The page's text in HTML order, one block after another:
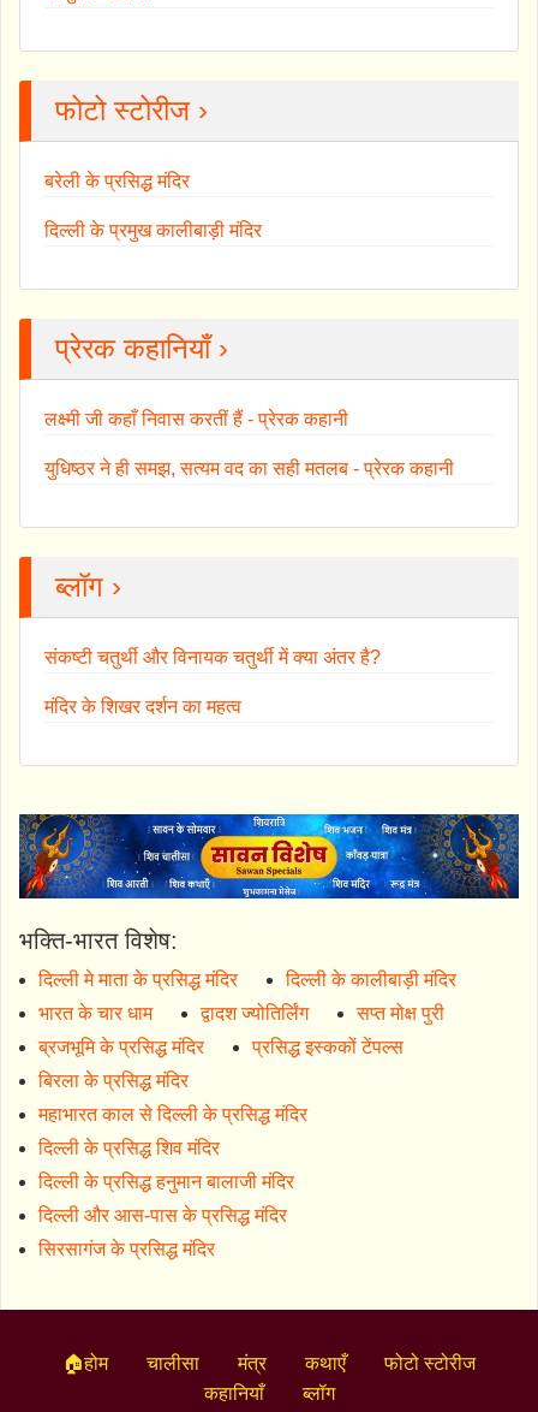
फोटो स्टोरीज ›
बरेली के प्रसिद्ध मंदिर
दिल्ली के प्रमुख कालीबाड़ी मंदिर
प्रेरक कहानियाँ ›
लक्ष्मी जी कहाँ निवास करतीं हैं - प्रेरक कहानी
युधिष्ठर ने ही समझ, सत्यम वद का सही मतलब - प्रेरक कहानी
ब्लॉग ›
संकष्टी चतुर्थी और विनायक चतुर्थी में क्या अंतर है?
मंदिर के शिखर दर्शन का महत्व
भक्ति-भारत विशेष:
दिल्ली मे माता के प्रसिद्ध मंदिर
दिल्ली के कालीबाड़ी मंदिर
भारत के चार धाम
द्वादश ज्योतिर्लिंग
सप्त मोक्ष पुरी
ब्रजभूमि के प्रसिद्ध मंदिर
प्रसिद्ध इस्ककों टेंपल्स
बिरला के प्रसिद्ध मंदिर
महाभारत काल से दिल्ली के प्रसिद्ध मंदिर
दिल्ली के प्रसिद्ध शिव मंदिर
दिल्ली के प्रसिद्ध हनुमान बालाजी मंदिर
दिल्ली और आस-पास के प्रसिद्ध मंदिर
सिरसागंज के प्रसिद्ध मंदिर
🏠होम चालीसा मंत्र कथाएँ
फोटो स्टोरीज
कहानियाँ
ब्लॉग